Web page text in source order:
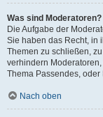
Was sind Moderatoren?
Die Aufgabe der
Sie haben das Recht, in
Themen zu schließen,
verhindern Moderatoren,
Thema Passendes,
Nach oben